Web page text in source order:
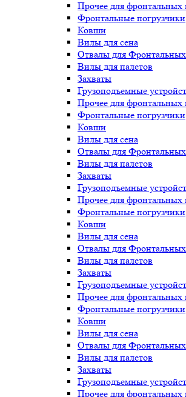
Прочее для фронтальных
Фронтальные погрузчики
Ковши
Вилы для сена
Отвалы для Фронтальных
Вилы для палетов
Захваты
Грузоподъемные
Прочее для фронтальных
Фронтальные погрузчики
Ковши
Вилы для сена
Отвалы для Фронтальных
Вилы для палетов
Захваты
Грузоподъемные
Прочее для фронтальных
Фронтальные погрузчики
Ковши
Вилы для сена
Отвалы для Фронтальных
Вилы для палетов
Захваты
Грузоподъемные
Прочее для фронтальных
Фронтальные погрузчики
Ковши
Вилы для сена
Отвалы для Фронтальных
Вилы для палетов
Захваты
Грузоподъемные
Прочее для фронтальных